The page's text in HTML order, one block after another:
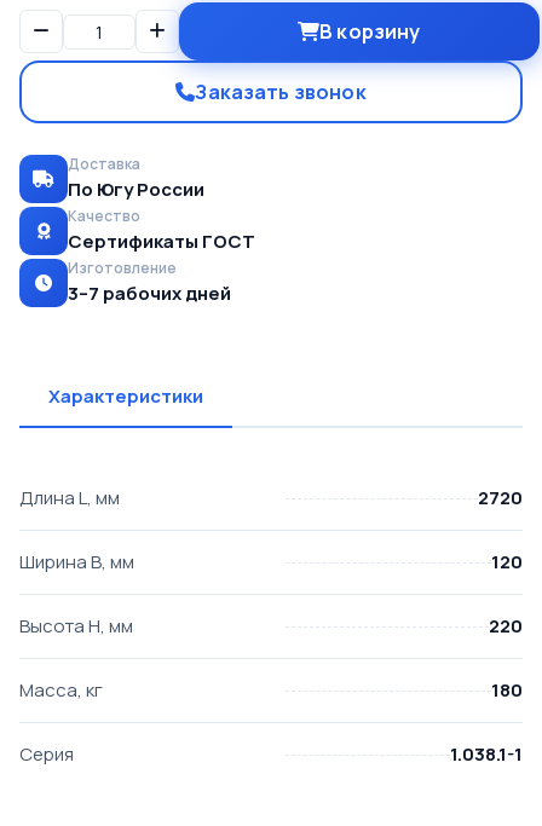
В корзину
Заказать звонок
Доставка
По Югу России
Качество
Сертификаты ГОСТ
Изготовление
3–7 рабочих дней
Характеристики
Длина L, мм 2720
Ширина B, мм 120
Высота H, мм 220
Масса, кг 180
Серия 1.038.1-1